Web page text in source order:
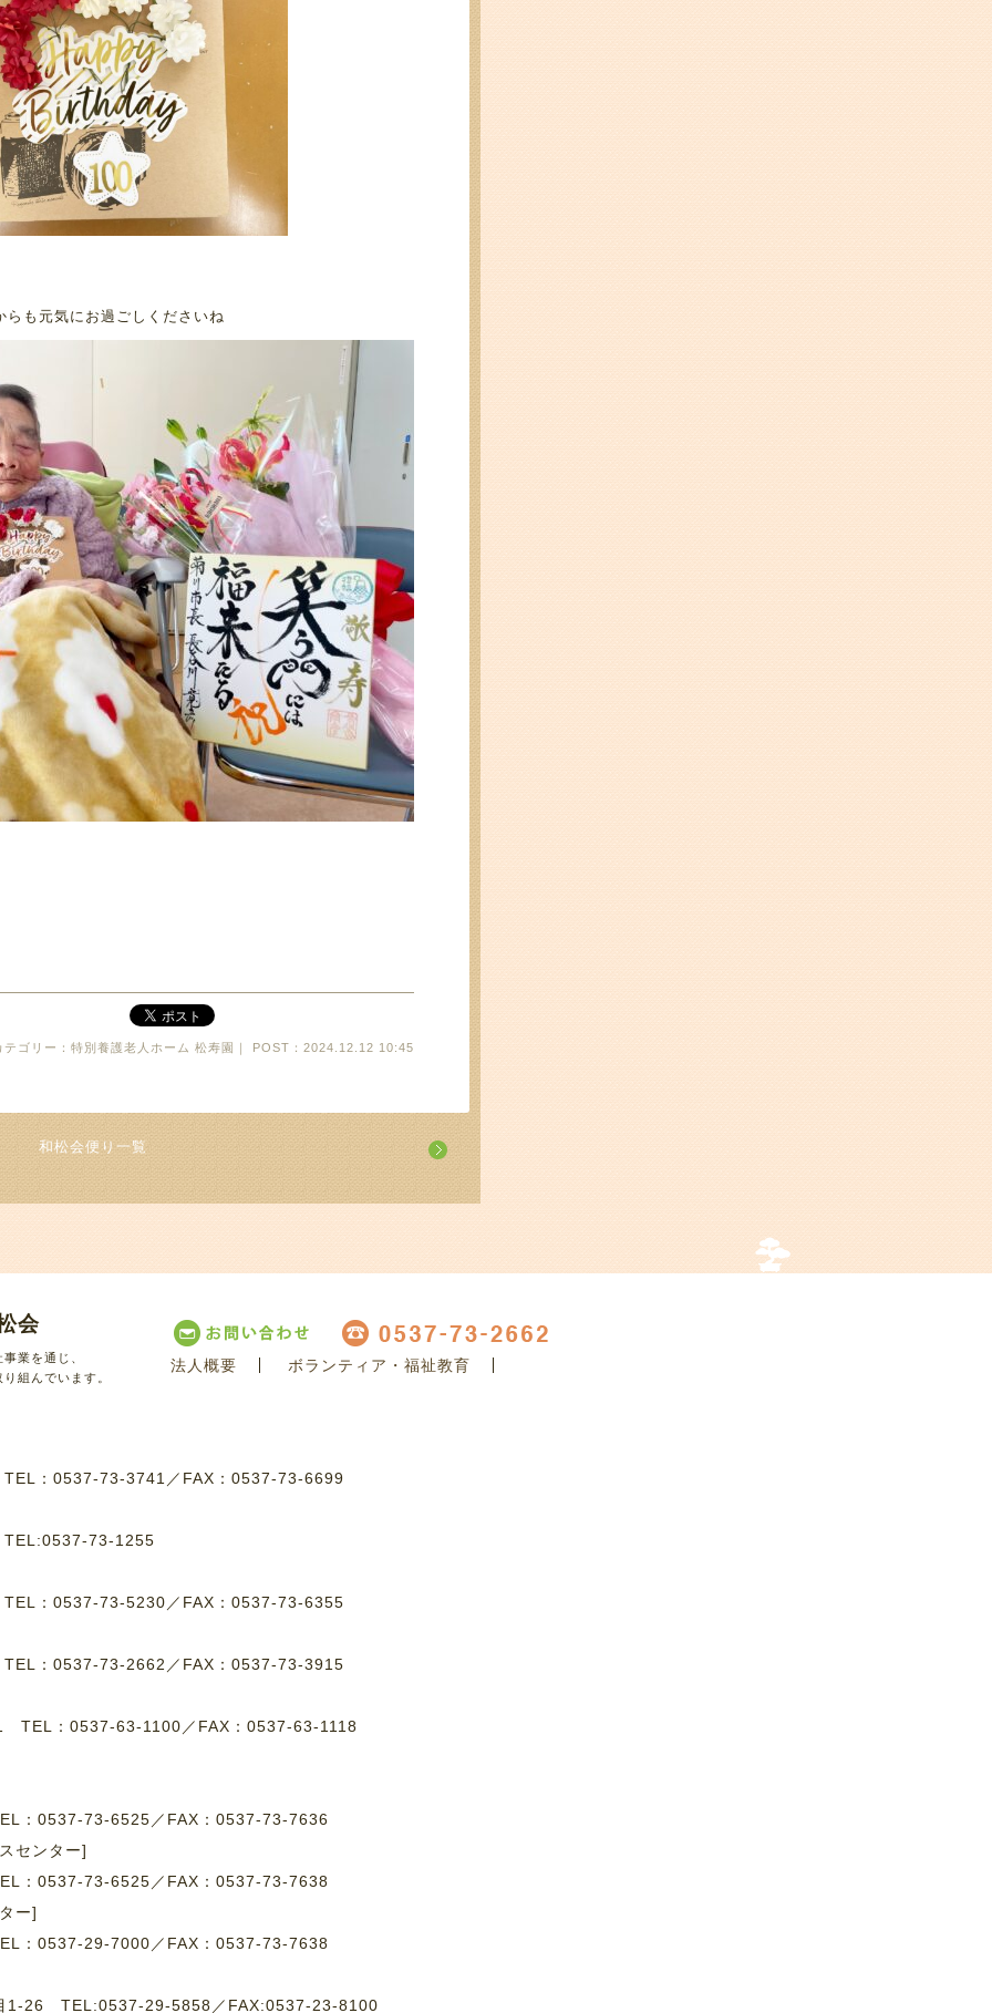
らも元気にお過ごしくださいね
テゴリー：特別養護老人ホーム 松寿園｜ POST：2024.12.12 10:45
和松会便り一覧
会
業を通じ、
組んでいます。
法人概要 ボランティア・福祉教育
TEL：0537-73-3741 ／ FAX：0537-73-6699
TEL:0537-73-1255
TEL：0537-73-5230 ／ FAX：0537-73-6355
TEL：0537-73-2662 ／ FAX：0537-73-3915
TEL：0537-63-1100 ／ FAX：0537-63-1118
：0537-73-6525／FAX：0537-73-7636
センター]
：0537-73-6525／FAX：0537-73-7638
ー]
：0537-29-7000／FAX：0537-73-7638
1-26 TEL:0537-29-5858／FAX:0537-23-8100